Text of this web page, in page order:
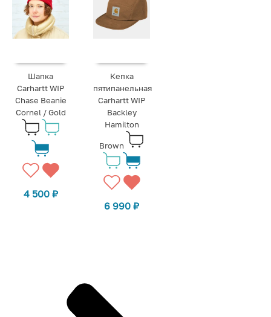
Шапка
Carhartt WIP
Chase Beanie
Cornel / Gold
4 500 ₽
Кепка
пятипанельная
Carhartt WIP
Backley
Hamilton
Brown
6 990₽